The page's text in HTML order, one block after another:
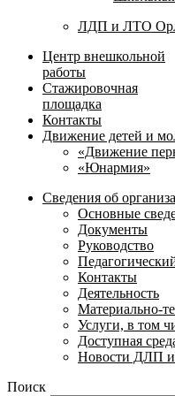
ЛДП и ЛТО
Центр внешкольной
работы
Стажировочная
площадка
Контакты
Движение детей и
«Движение
«Юнармия»
Сведения об
Основные
Документы
Руководство
Контакты
Деятельность
Материально-
Услуги, в том
Доступная
Новости ДЛП
Поиск